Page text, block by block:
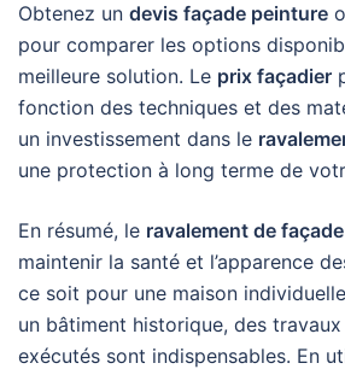
Obtenez un devis façade peinture
pour comparer les options
meilleure solution. Le prix façadier
fonction des techniques et des
un investissement dans le
une protection à long terme de
En résumé, le ravalement de façade
maintenir la santé et l’apparence
ce soit pour une maison
un bâtiment historique, des
exécutés sont indispensables. En